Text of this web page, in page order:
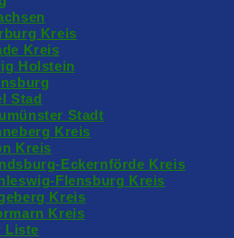
Kreis
Kreis
Holstein
Stad
Stadt
Kreis
Kreis
Eckernförde Kreis
Flensburg Kreis
Kreis
Kreis
Liste